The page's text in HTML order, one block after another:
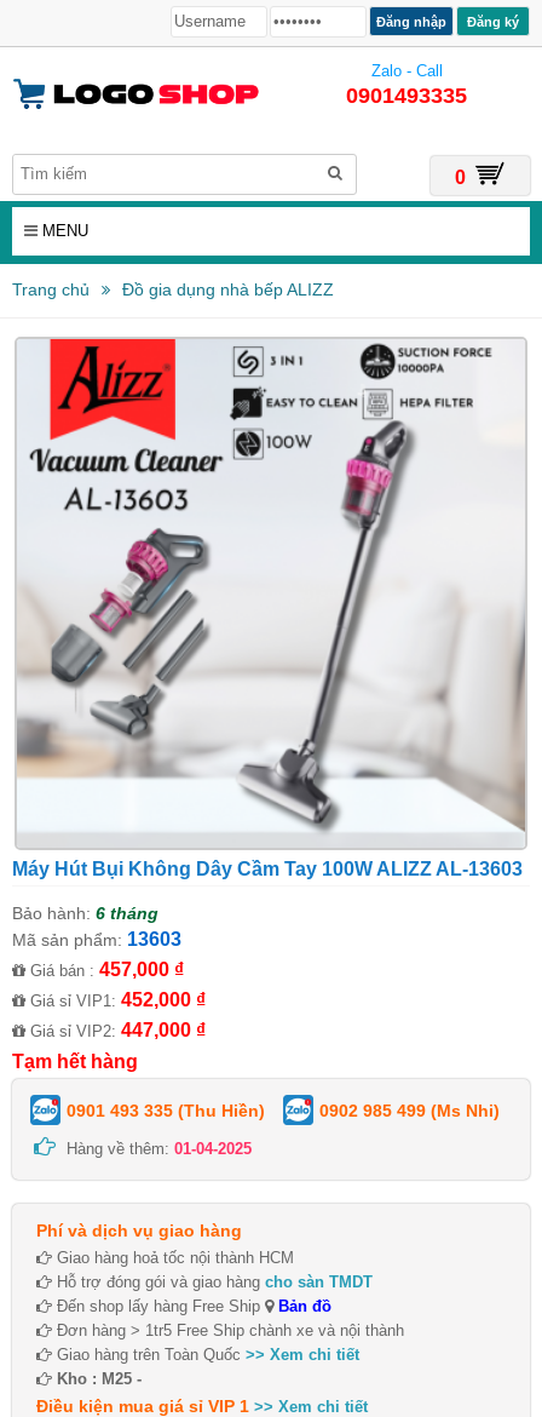
Đăng ký
Zalo - Call
0901493335
0
MENU
Trang chủ Đồ gia dụng nhà bếp ALIZZ
Máy Hút Bụi Không Dây Cầm Tay 100W ALIZZ AL-13603
Bảo hành: 6 tháng
Mã sản phẩm: 13603
Giá bán : 457,000 ₫
Giá sỉ VIP1: 452,000 ₫
Giá sỉ VIP2: 447,000 ₫
Tạm hết hàng
0901 493 335 (Thu Hiền) 0902 985 499 (Ms Nhi)
Hàng về thêm: 01-04-2025
Phí và dịch vụ giao hàng
Giao hàng hoả tốc nội thành HCM
Hỗ trợ đóng gói và giao hàng cho sàn TMDT
Đến shop lấy hàng Free Ship
Bản đồ
Đơn hàng > 1tr5 Free Ship chành xe và nội thành
Giao hàng trên Toàn Quốc >> Xem chi tiết
Kho : M25 -
Điều kiện mua giá sỉ VIP 1 >> Xem chi tiết